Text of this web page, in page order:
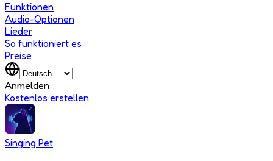
Funktionen
Audio-Optionen
Lieder
So funktioniert es
Preise
Anmelden
Kostenlos erstellen
Singing Pet